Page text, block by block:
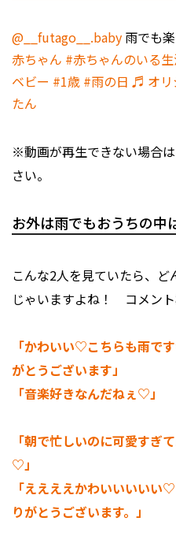
@__futago__.baby 雨でも
赤ちゃん #赤ちゃんのいる
ベビー #1歳 #雨の日 ♬ オリ
たん
※動画が再生できない場合は
さい。
お外は雨でもおうちの中
こんな2人を見ていたら、
じゃいますよね！ コメン
「かわいい♡こちらも雨で
がとうございます」
「音楽好きなんだねぇ♡」
「朝で忙しいのに可愛すぎ
♡」
「ええええかわいいいいい
りがとうございます。」